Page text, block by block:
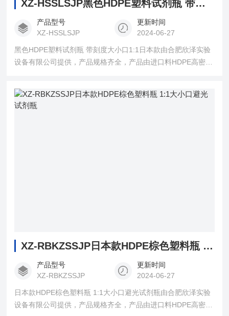
XZ-HSSLSJP黑色HDPE塑料试剂瓶 带刻度大小口1:1日本款
产品型号
XZ-HSSLSJP
更新时间
2024-06-27
黑色HDPE塑料试剂瓶 带刻度大小口1:1日本款由合肥欣泽实验
设备有限公司提供，产品规格齐全，产品由进口料HDPE高密度
XZ-RBKZSSJP日本款HDPE棕色塑料瓶 1:1大小口避光试剂瓶
产品型号
XZ-RBKZSSJP
更新时间
2024-06-27
日本款HDPE棕色塑料瓶 1:1大小口避光试剂瓶由合肥欣泽实验
设备有限公司提供，产品规格齐全，产品由进口料HDPE高密度